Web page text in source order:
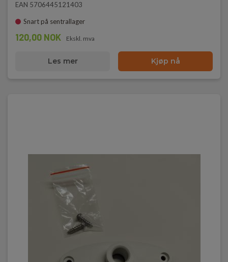
EAN 5706445121403
Snart på sentrallager
120,00 NOK Ekskl. mva
Les mer Kjøp nå